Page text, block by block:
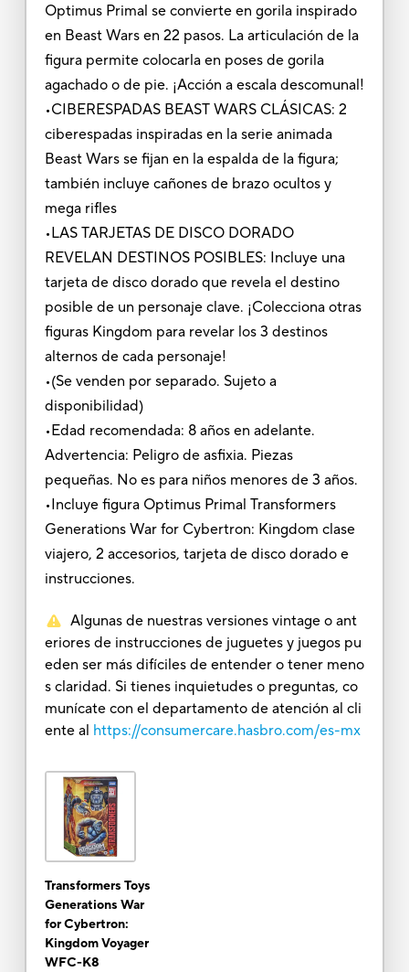
Optimus Primal se convierte en gorila inspirado
en Beast Wars en 22 pasos. La articulación de la
figura permite colocarla en poses de gorila
agachado o de pie. ¡Acción a escala descomunal!
•CIBERESPADAS BEAST WARS CLÁSICAS: 2
ciberespadas inspiradas en la serie animada
Beast Wars se fijan en la espalda de la figura;
también incluye cañones de brazo ocultos y
mega rifles
•LAS TARJETAS DE DISCO DORADO
REVELAN DESTINOS POSIBLES: Incluye una
tarjeta de disco dorado que revela el destino
posible de un personaje clave. ¡Colecciona otras
figuras Kingdom para revelar los 3 destinos
alternos de cada personaje!
•(Se venden por separado. Sujeto a
disponibilidad)
•Edad recomendada: 8 años en adelante.
Advertencia: Peligro de asfixia. Piezas
pequeñas. No es para niños menores de 3 años.
•Incluye figura Optimus Primal Transformers
Generations War for Cybertron: Kingdom clase
viajero, 2 accesorios, tarjeta de disco dorado e
instrucciones.
Algunas de nuestras versiones vintage o ant
eriores de instrucciones de juguetes y juegos pu
eden ser más difíciles de entender o tener meno
s claridad. Si tienes inquietudes o preguntas, co
munícate con el departamento de atención al cli
ente al https://consumercare.hasbro.com/es-mx
Transformers Toys
Generations War
for Cybertron:
Kingdom Voyager
WFC-K8